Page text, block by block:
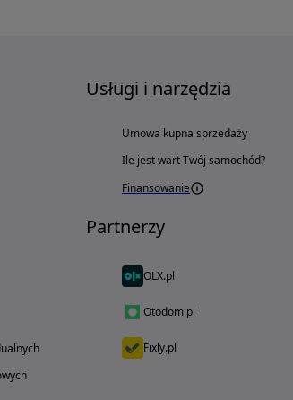
Usługi i narzędzia
Umowa kupna sprzedaży
Ile jest wart Twój samochód?
Finansowanie
Partnerzy
OLX.pl
Otodom.pl
Fixly.pl